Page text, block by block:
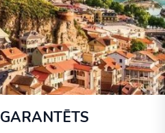
GARANTĒTS